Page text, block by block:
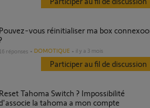
Pouvez-vous réinitialiser ma box connexoon
16 réponses DOMOTIQUE il y a 3 mois
Participer au fil de discussion
Reset Tahoma Switch ? Impossibilité
la tahoma a mon compte